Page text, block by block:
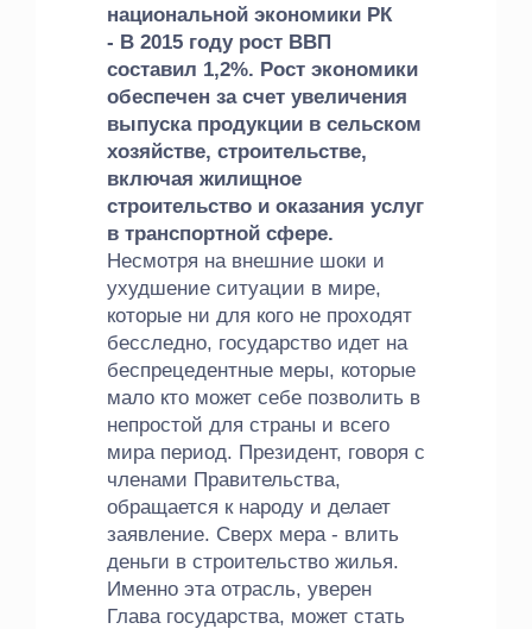
национальной экономики РК
- В 2015 году рост ВВП
составил 1,2%. Рост экономики
обеспечен за счет увеличения
выпуска продукции в сельском
хозяйстве, строительстве,
включая жилищное
строительство и оказания услуг
в транспортной сфере.
Несмотря на внешние шоки и
ухудшение ситуации в мире,
которые ни для кого не проходят
бесследно, государство идет на
беспрецедентные меры, которые
мало кто может себе позволить в
непростой для страны и всего
мира период. Президент, говоря с
членами Правительства,
обращается к народу и делает
заявление. Сверх мера - влить
деньги в строительство жилья.
Именно эта отрасль, уверен
Глава государства, может стать